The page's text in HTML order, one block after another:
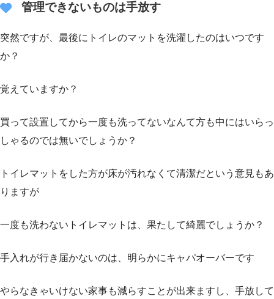
管理できないものは手放す
突然ですが、最後にトイレのマットを洗濯したのはいつです
か？
覚えていますか？
買って設置してから一度も洗ってないなんて方も中にはいらっ
しゃるのでは無いでしょうか？
トイレマットをした方が床が汚れなくて清潔だという意見もあ
りますが
一度も洗わないトイレマットは、果たして綺麗でしょうか？
手入れが行き届かないのは、明らかにキャパオーバーです
やらなきゃいけない家事も減らすことが出来ますし、手放して